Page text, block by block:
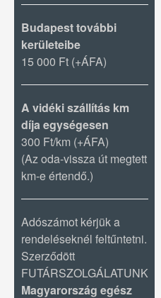
Budapest további
kerületeibe
15 000 Ft (+ÁFA)
A vidéki szállítás km
díja egységesen
300 Ft/km (+ÁFA)
(Az oda-vissza út megtett
km-e értendő.)
Adószámot kérjük a
rendeléseknél feltűntetni.
Szerződött
FUTÁRSZOLGÁLATUNK
Magyarország egész